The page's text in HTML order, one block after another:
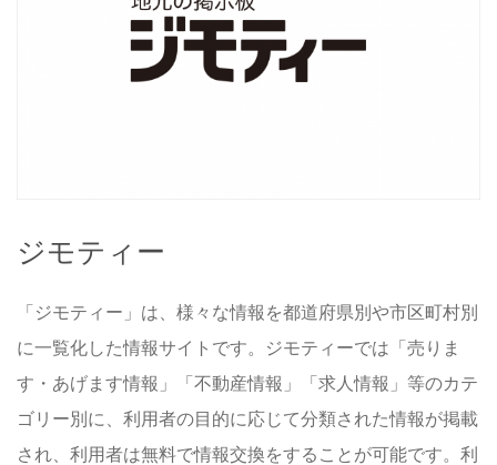
ジモティー
「ジモティー」は、様々な情報を都道府県別や市区町村別
に一覧化した情報サイトです。ジモティーでは「売りま
す・あげます情報」「不動産情報」「求人情報」等のカテ
ゴリー別に、利用者の目的に応じて分類された情報が掲載
され、利用者は無料で情報交換をすることが可能です。利